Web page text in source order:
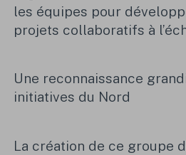
les équipes pour
projets collaboratifs à
Une reconnaissance
initiatives du Nord
La création de ce groupe